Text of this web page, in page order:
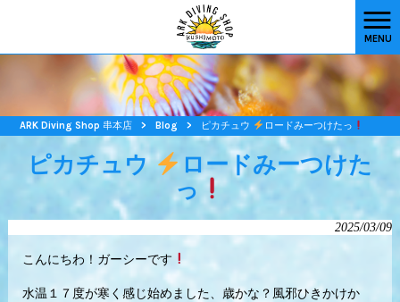
MENU
ARK Diving Shop 串本店 > Blog > ピカチュウ ロードみーつけたっ
ピカチュウ
ロードみーつけた
っ
2025/03/09
こんにちわ！ガーシーです
水温１７度が寒く感じ始めました、歳かな？風邪ひきかけか